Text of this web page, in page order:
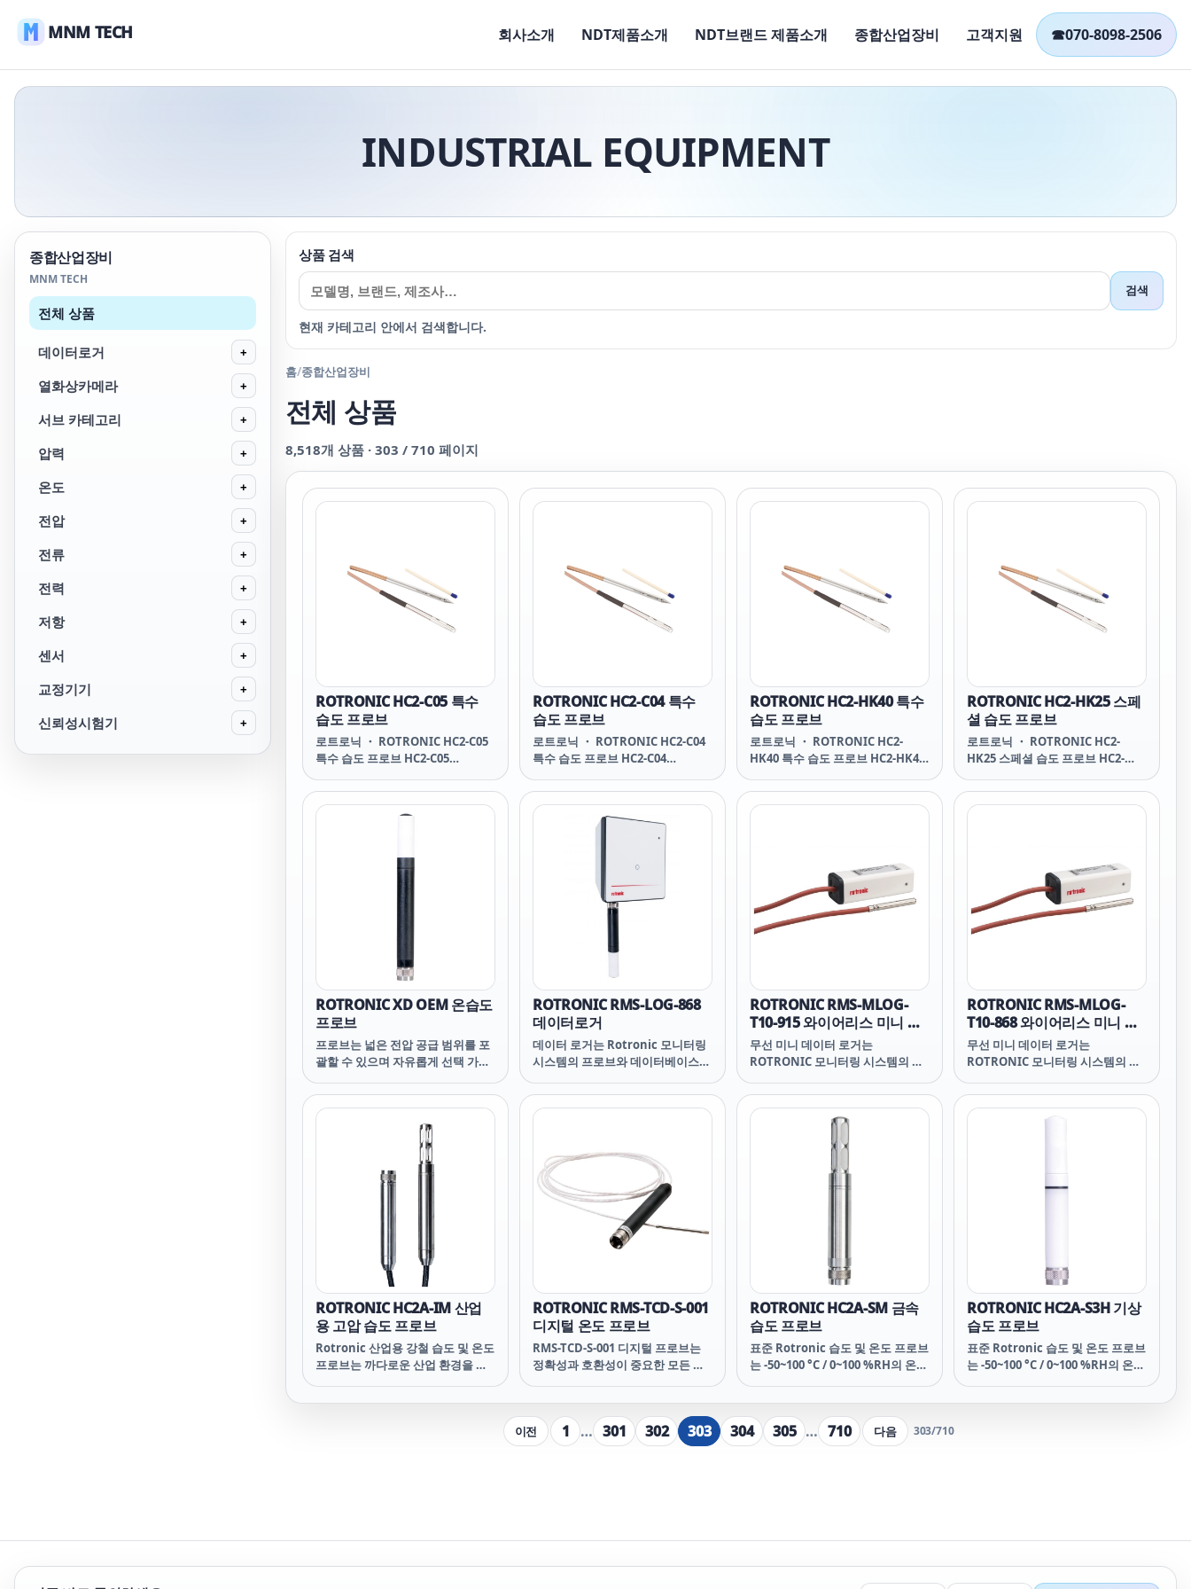
MNM TECH 회사소개 NDT제품소개 NDT브랜드 제품소개 종합산업장비 고객지원 ☎070-8098-2506
INDUSTRIAL EQUIPMENT
종합산업장비
MNM TECH
전체 상품
데이터로거 +
열화상카메라 +
서브 카테고리 +
압력 +
온도 +
전압 +
전류 +
전력 +
저항 +
센서 +
교정기기 +
신뢰성시험기 +
상품 검색
검색
현재 카테고리 안에서 검색합니다.
홈/종합산업장비
전체 상품
8,518개 상품 · 303 / 710 페이지
ROTRONIC HC2-C05 특수
습도 프로브
로트로닉 ・ ROTRONIC HC2-C05
특수 습도 프로브 HC2-C05
HK25 / HC2-HK40 휴대용 프로브는
고온의 모바일 측정에 특히 적합합
기후 및 온도 챔버, 건조기, 공기 덕
트 HC2-C04 / HC2-C05 소형 프로브
는 제한된 공간의 습도 및 온도 측정
에 사용됩니다. 또한 이슬점과 서리
점을 계산하고 개별적으로 장착할
비닛, 건축 자재 테스트, 자동차 및
ROTRONIC HC2-C04 특수
습도 프로브
로트로닉 ・ ROTRONIC HC2-C04
특수 습도 프로브 HC2-C04
HK25 / HC2-HK40 휴대용 프로브는
고온의 모바일 측정에 특히 적합합
니다. 습도와 온도를 측정하고 이슬
점/서리점을 계산합니다. 응용 분야
트 HC2-C04 / HC2-C05 소형 프로브
는 제한된 공간의 습도 및 온도 측정
에 사용됩니다. 또한 이슬점과 서리
점을 계산하고 개별적으로 장착할
수 있습니다. 응용 박물관, 유리 캐
ROTRONIC HC2-HK40 특수
습도 프로브
로트로닉 ・ ROTRONIC HC2-
HK40 특수 습도 프로브 HC2-HK40
HK25 / HC2-HK40 휴대용 프로브는
고온의 모바일 측정에 특히 적합합
트 HC2-C04 / HC2-C05 소형 프로브
는 제한된 공간의 습도 및 온도 측정
에 사용됩니다. 또한 이슬점과 서리
점을 계산하고 개별적으로 장착할
ROTRONIC HC2-HK25 스페
셜 습도 프로브
로트로닉 ・ ROTRONIC HC2-
HK25 스페셜 습도 프로브 HC2-
PROBES HC2-HK25 / HC2-HK40
휴대용 프로브는 고온의 모바일 측
버, 건조기, 공기 덕트 HC2-C04 /
HC2-C05 소형 프로브는 제한된 공
간의 습도 및 온도 측정에 사용됩니
다. 또한 이슬점과 서리점을 계산하
ROTRONIC XD OEM 온습도
프로브
프로브는 넓은 전압 공급 범위를 포
괄할 수 있으며 자유롭게 선택 가능
응용 분야에 사용할 수 있습니다.
XD OEM은 다양한 구성(0~1/5/10V)
으로 제공되며 PC에 연결한 후
ROTRONIC HygroSoft 소프트웨
어를 사용하여 구성하고 활성화할
수 있는 광범위한 설정과 기능을 갖
ROTRONIC RMS-LOG-868
데이터로거
데이터 로거는 Rotronic 모니터링
시스템의 프로브와 데이터베이스
환 가능한 HygroClip 프로브의 측
정값 44,000쌍을 저장하고 이를
급 장치와 통신이 일시적으로 중단
되더라도 절대적인 데이터 보호를
보장합니다.
ROTRONIC RMS-MLOG-
T10-915 와이어리스 미니 데
이터로거와 외부(NTC) 프로
브
무선 미니 데이터 로거는
ROTRONIC 모니터링 시스템의 저
징과 무선 인터페이스 덕분에 매우
유연한 데이터 로거가 됩니다. 미니
로거는 온도 센서(NTC), 외부 온도
센서(NTC) 및 조명, 전압 측정, 전류
측정 또는 디지털 스위치 접점 등 다
양한 센서 변형으로 제공됩니다. 이
날로그 장치도 모니터링할 수 있습
ROTRONIC RMS-MLOG-
T10-868 와이어리스 미니 데
이터로거와 외부 프로브
무선 미니 데이터 로거는
ROTRONIC 모니터링 시스템의 저
징과 무선 인터페이스 덕분에 매우
유연한 데이터 로거가 됩니다. 미니
양한 센서 변형으로 제공됩니다. 이
ROTRONIC HC2A-IM 산업
용 고압 습도 프로브
Rotronic 산업용 강철 습도 및 온도
프로브는 까다로운 산업 환경을 위
ROTRONIC RMS-TCD-S-001
디지털 온도 프로브
RMS-TCD-S-001 디지털 프로브는
정확성과 호환성이 중요한 모든 온
케이블에 부착되어 교정 중 유연성
과 사용 편의성을 보장합니다.
ROTRONIC HC2A-SM 금속
습도 프로브
표준 Rotronic 습도 및 온도 프로브
는 -50~100 °C / 0~100 %RH의 온도
를 제공합니다. 교정을 위해 가동 중
단 시간 없이 프로브를 교체할 수 있
습니다. Rotronic HF5, PF4/5 트랜
ROTRONIC HC2A-S3H 기상
습도 프로브
표준 Rotronic 습도 및 온도 프로브
는 -50~100 °C / 0~100 %RH의 온도
이전 1 … 301 302 303 304 305 … 710 다음 303/710